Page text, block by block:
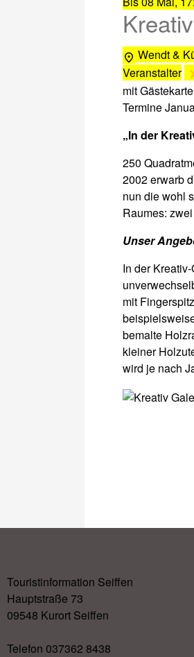
Wendt &
Veranstalter
mit
Termine
„In der
250
2002 erwarb
nun die wohl
Raumes:
Unser
In der
mit
bemalte
kleiner
wird je nach
Touristinformation Seiffen
Hauptstraße 73
09548 Kurort Seiffen
Telefon 037362 8438